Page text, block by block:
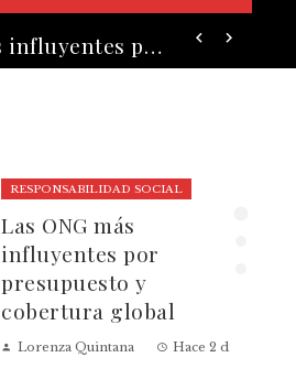
RESPONSABILIDAD SOCIAL
Las ONG más
influyentes por
presupuesto y
cobertura global
Lorenza Quintana Hace 2 días